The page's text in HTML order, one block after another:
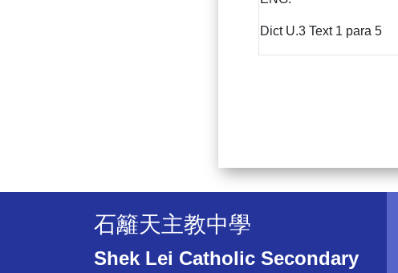
Dict U.3 Text 1 para 5
石籬天主教中學
Shek Lei Catholic Secondary